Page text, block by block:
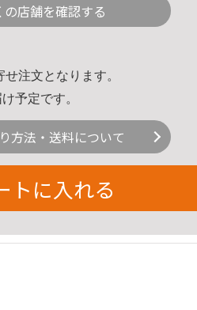
の店舗を確認する
注文となります。
予定です。
方法・送料について
トに入れる